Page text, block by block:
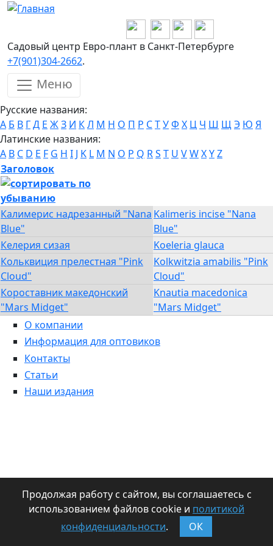
Перейти к основному содержанию
Садовый центр Евро-плант в Санкт-Петербурге
+7(901)304-2662.
Меню
Русские названия:
А Б В ГД Е ЖЗ И КЛ М Н О П Р СТУФ Х Ц Ч Ш ЩЭ Ю Я
Латинские названия:
A B C D E F G H I J K L M N O P Q RS T U VWXYZ
Заголовок
Калимерис надрезанный "Nana
Blue"
Kalimeris incise "Nana
Blue"
Келерия сизая
Koeleria glauca
Кольквиция прелестная "Pink
Cloud"
Kolkwitzia amabilis "Pink
Cloud"
Короставник македонский
"Mars Midget"
Knautia macedonica
"Mars Midget"
О компании
Информация для оптовиков
Контакты
Статьи
Наши издания
Продолжая работу с сайтом, вы соглашаетесь с
использованием файлов cookie и политикой
конфиденциальности. ОК